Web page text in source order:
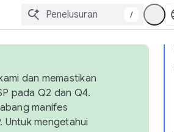
/
dan memastikan
pada Q2 dan Q4.
manifes
Untuk mengetahui